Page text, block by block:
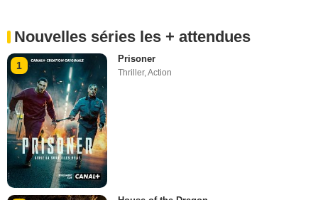
Nouvelles séries les + attendues
1
Prisoner
Thriller,Action